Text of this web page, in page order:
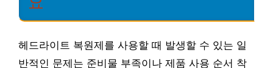
헤드라이트 복원제를 사용할 때 발생할 수 있는 일
반적인 문제는 준비물 부족이나 제품 사용 순서 착